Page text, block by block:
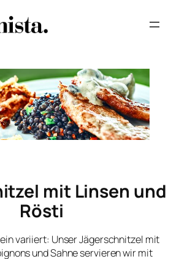
mit Linsen und
Rösti
variiert: Unser Jägerschnitzel mit
und Sahne servieren wir mit